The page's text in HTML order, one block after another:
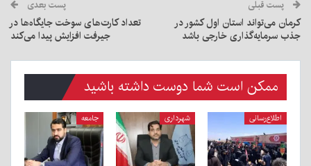
پست قبلی
کرمان می‌تواند استان اول کشور در
جذب سرمایه‌گذاری خارجی باشد
پست بعدی
تعداد کارت‌های سوخت جایگاه‌ها در
جیرفت افزایش پیدا می‌کند
ممکن است شما دوست داشته باشید
اطلاع‌رسانی شهرداری جامعه